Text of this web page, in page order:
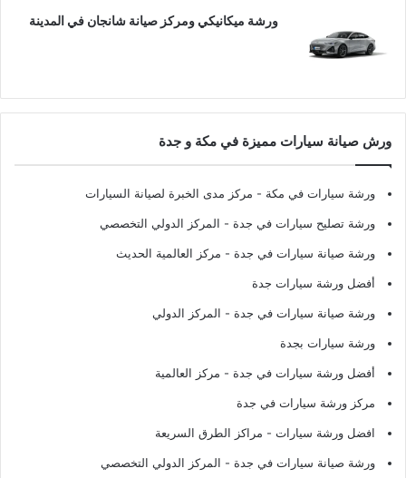
ورشة ميكانيكي ومركز صيانة شانجان في المدينة
ورش صيانة سيارات مميزة في مكة و جدة
ورشة سيارات في مكة - مركز مدى الخبرة لصيانة السيارات
ورشة تصليح سيارات في جدة - المركز الدولي التخصصي
ورشة صيانة سيارات في جدة - مركز العالمية الحديث
أفضل ورشة سيارات جدة
ورشة صيانة سيارات في جدة - المركز الدولي
ورشة سيارات بجدة
أفضل ورشة سيارات في جدة - مركز العالمية
مركز ورشة سيارات في جدة
افضل ورشة سيارات - مراكز الطرق السريعة
ورشة صيانة سيارات في جدة - المركز الدولي التخصصي